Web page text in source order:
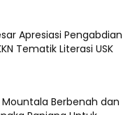
Apresiasi Pengabdian
Tematik Literasi USK
Berbenah dan